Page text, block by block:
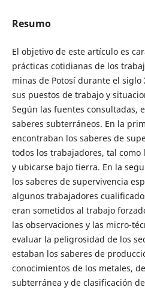
Resumo
El objetivo de este artículo es
prácticas cotidianas de los
minas de Potosí durante el
sus puestos de trabajo y
Según las fuentes consultadas,
saberes subterráneos. En la
encontraban los saberes de
todos los trabajadores, tal como
y ubicarse bajo tierra. En la
los saberes de supervivencia
algunos trabajadores
eran sometidos al trabajo
las observaciones y las micro-
evaluar la peligrosidad de los
estaban los saberes de
conocimientos de los metales,
subterránea y de clasificación